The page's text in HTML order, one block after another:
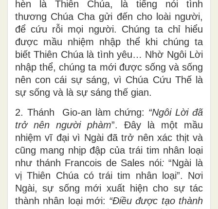
Hài nhi mới sinh nằm trong máng cỏ nghèo
hèn là Thiên Chúa, là tiếng nói tình
thương Chúa Cha gửi đến cho loài người,
để cứu rỗi mọi người. Chúng ta chỉ hiểu
được mầu nhiệm nhập thể khi chúng ta
biết Thiên Chúa là tình yêu… Nhờ Ngôi Lời
nhập thể, chúng ta mới được sống và sống
nên con cái sự sáng, vì Chúa Cứu Thế là
sự sống và là sự sáng thế gian.
2. Thánh Gio-an làm chứng:“Ngôi Lời đã
trở nên người phàm”. Đây là một mầu
nhiệm vĩ đại vì Ngài đã trở nên xác thịt và
cũng mang nhịp đập của trái tim nhân loại
như thánh Francois de Sales nói: “Ngài là
vị Thiên Chúa có trái tim nhân loại”. Nơi